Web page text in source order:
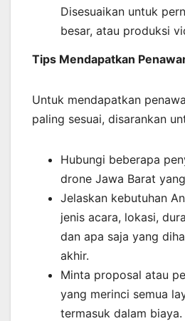
Disesuaikan untuk
besar, atau produksi
Tips Mendapatkan
Untuk mendapatkan
paling sesuai, disarankan
Hubungi beberapa
drone Jawa Barat
Jelaskan kebutuhan
jenis acara, lokasi,
dan apa saja yang
akhir.
Minta proposal atau
yang merinci semua
termasuk dalam biaya.